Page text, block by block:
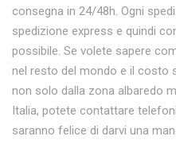
consegna in 24/48h. Ogni
spedizione express e quindi
possibile. Se volete sapere
nel resto del mondo e il costo
non solo dalla zona albaredo
Italia, potete contattare
saranno felice di darvi una